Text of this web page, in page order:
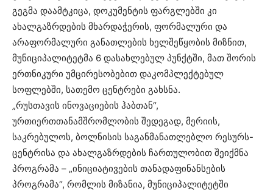
გეგმა დაამტკიცა, დოკუმენტის ფარგლებში კი
ახალგაზრდების მხარდაჭერის, ფორმალური და
არაფორმალური განათლების ხელშეწყობის მიზნით,
მუნიციპალიტეტმა 6 დასახლებულ პუნქტში, მათ შორის
ერთნიკური უმცირესობებით დაკომპლექტებულ
სოფლებში, სათემო ცენტრები გახსნა.
„რუსთავის ინოვაციების ჰაბთან“,
ურთიერთთანამშრომლობის შედეგად, მერიის,
საკრებულოს, ბოლნისის საგანმანათლებლო რესურს-
ცენტრისა და ახალგაზრდების ჩართულობით შეიქმნა
პროგრამა – „ინიციატივების თანადაფინანსების
პროგრამა“, რომლის მიზანია, მუნიციპალიტეტში